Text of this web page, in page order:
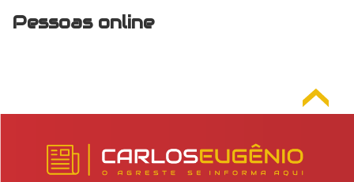
Pessoas online